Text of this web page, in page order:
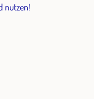
nutzen!